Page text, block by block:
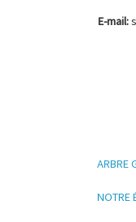
E-mail:
ARBRE
NOTRE